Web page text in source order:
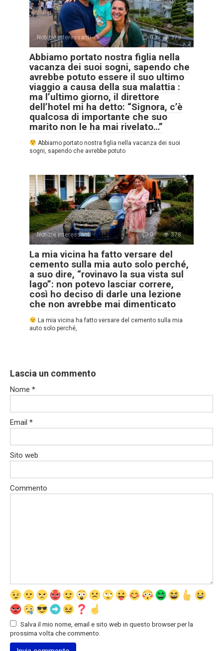
Notizie interessanti 0 373
Abbiamo portato nostra figlia nella
vacanza dei suoi sogni, sapendo che
avrebbe potuto essere il suo ultimo
viaggio a causa della sua malattia :
ma l’ultimo giorno, il direttore
dell’hotel mi ha detto: “Signora, c’è
qualcosa di importante che suo
marito non le ha mai rivelato…”
Abbiamo portato nostra figlia nella vacanza dei suoi
sogni, sapendo che avrebbe potuto
Notizie interessanti 0 378
La mia vicina ha fatto versare del
cemento sulla mia auto solo perché,
a suo dire, “rovinavo la sua vista sul
lago”: non potevo lasciar correre,
così ho deciso di darle una lezione
che non avrebbe mai dimenticato
La mia vicina ha fatto versare del cemento sulla mia
auto solo perché,
Lascia un commento
Nome *
Email *
Sito web
Commento
Salva il mio nome, email e sito web in questo browser per la
prossima volta che commento.